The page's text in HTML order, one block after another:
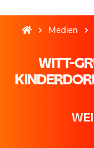
Medien
WITT-